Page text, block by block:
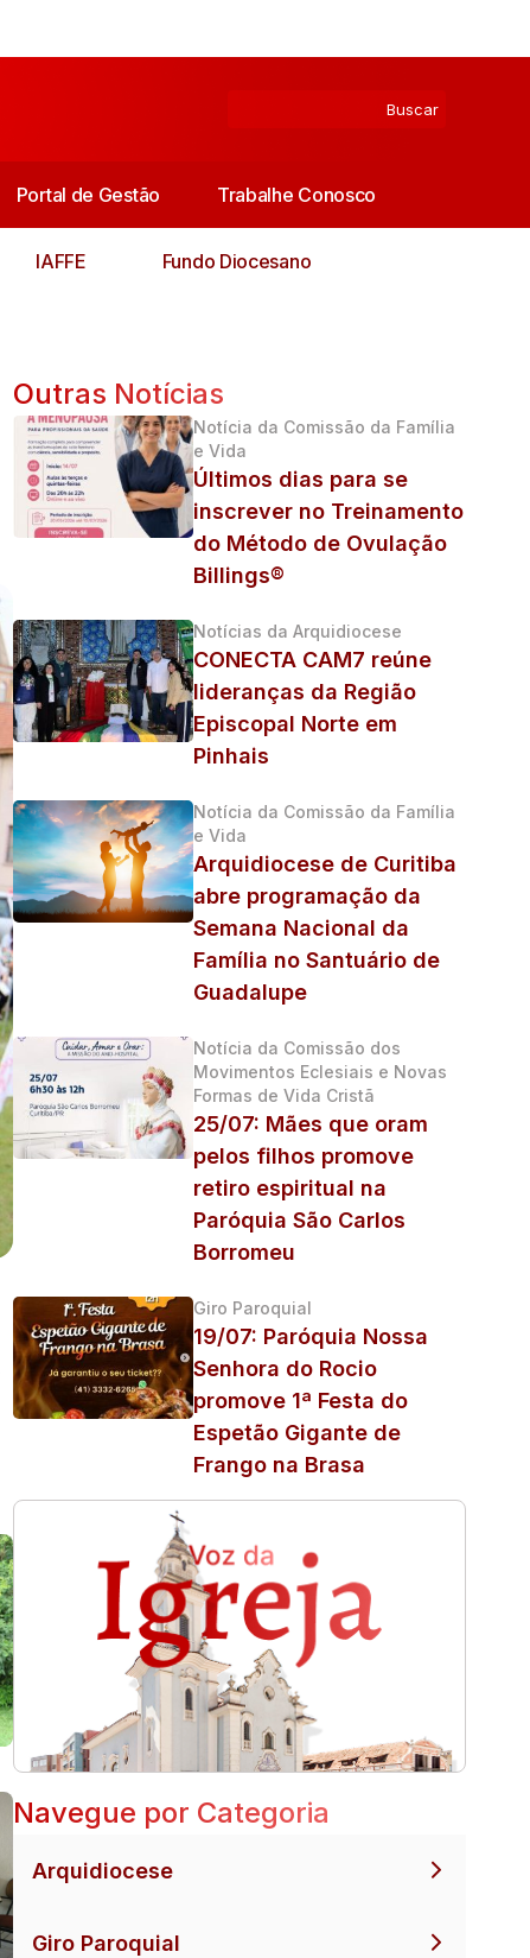
Portal de Gestão Trabalhe Conosco
IAFFE Fundo Diocesano
Outras Notícias
Notícia da Comissão da Família
e Vida
Últimos dias para se
inscrever no Treinamento
do Método de Ovulação
Billings®
Notícias da Arquidiocese
CONECTA CAM7 reúne
lideranças da Região
Episcopal Norte em
Pinhais
Notícia da Comissão da Família
e Vida
Arquidiocese de Curitiba
abre programação da
Semana Nacional da
Família no Santuário de
Guadalupe
Notícia da Comissão dos
Movimentos Eclesiais e Novas
Formas de Vida Cristã
25/07: Mães que oram
pelos filhos promove
retiro espiritual na
Paróquia São Carlos
Borromeu
Giro Paroquial
19/07: Paróquia Nossa
Senhora do Rocio
promove 1ª Festa do
Espetão Gigante de
Frango na Brasa
Navegue por Categoria
Arquidiocese
Giro Paroquial